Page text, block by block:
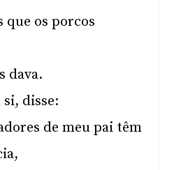
que os porcos
dava.
disse:
de meu pai têm